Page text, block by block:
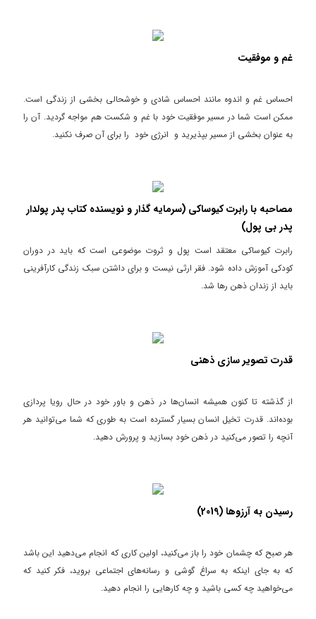
غم و موفقیت
احساس غم و اندوه مانند احساس شادی و خوشحالی بخشی از زندگی است.
ممکن است شما در مسیر موفقیت خود با غم و شکست هم مواجه گردید. آن را
به عنوان بخشی از مسیر بپذیرید و انرژی خود را برای آن صرف نکنید.
مصاحبه با رابرت کیوساکی (سرمایه گذار و نویسنده کتاب پدر پولدار
پدر بی پول)
رابرت کیوساکی معتقد است پول و ثروت موضوعی است که باید در دوران
کودکی آموزش داده شود. فقر ارثی نیست و برای داشتن سبک زندگی کارآفرینی
باید از زندان ذهن رها شد.
قدرت تصویر سازی ذهنی
از گذشته تا کنون همیشه انسان‌ها در ذهن و باور خود در حال رویا پردازی
بوده‌اند. قدرت تخیل انسان بسیار گسترده است به طوری که شما می‌توانید هر
آنچه را تصور می‌کنید در ذهن خود بسازید و پرورش دهید.
رسیدن به آرزوها (2019)
هر صبح که چشمان خود را باز می‌کنید، اولین کاری که انجام می‌دهید این باشد
که به جای اینکه به سراغ گوشی و رسانه‌های اجتماعی بروید، فکر کنید که
می‌خواهید چه کسی باشید و چه کارهایی را انجام دهید.